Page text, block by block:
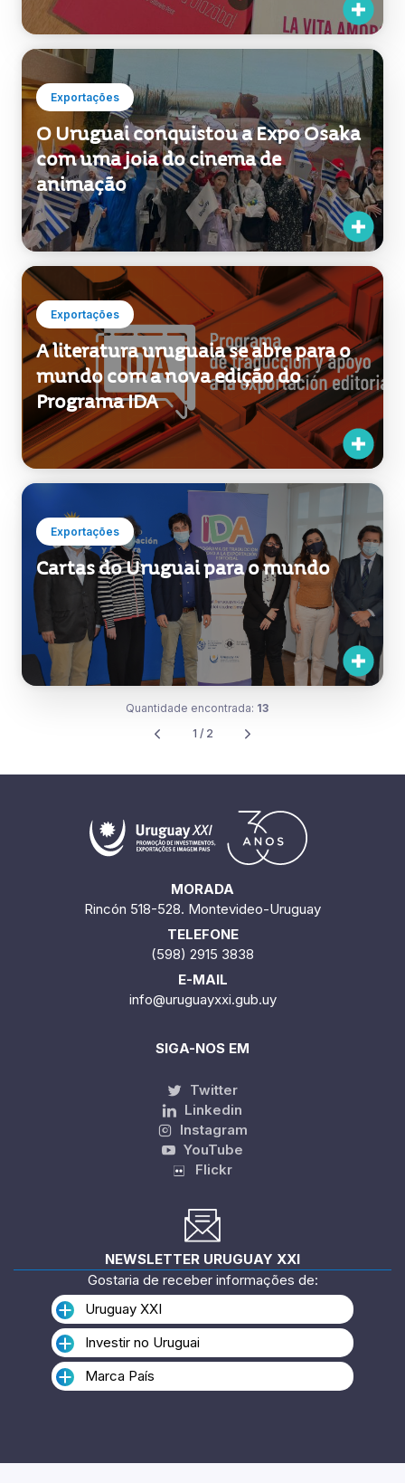
Exportações
O Uruguai conquistou a Expo Osaka
com uma joia do cinema de
animação
Exportações
A literatura uruguaia se abre para o
mundo com a nova edição do
Programa IDA
Cartas do Uruguai para o mundo
Quantidade encontrada:
13
MORADA
Rincón 518-528. Montevideo-Uruguay
TELEFONE
(598) 2915 3838
E-MAIL
info@uruguayxxi.gub.uy
SIGA-NOS EM
Twitter
Linkedin
Instagram
YouTube
Flickr
NEWSLETTER URUGUAY XXI
Gostaria de receber informações de:
Uruguay XXI
Investir no Uruguai
Marca País